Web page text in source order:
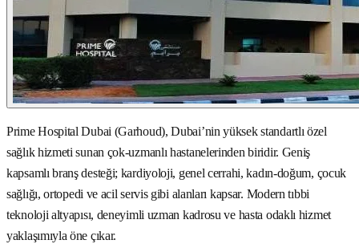
Prime Hospital Dubai (Garhoud), Dubai’nin yüksek standartlı özel
sağlık hizmeti sunan çok-uzmanlı hastanelerinden biridir. Geniş
kapsamlı branş desteği; kardiyoloji, genel cerrahi, kadın-doğum, çocuk
sağlığı, ortopedi ve acil servis gibi alanları kapsar. Modern tıbbi
teknoloji altyapısı, deneyimli uzman kadrosu ve hasta odaklı hizmet
yaklaşımıyla öne çıkar.